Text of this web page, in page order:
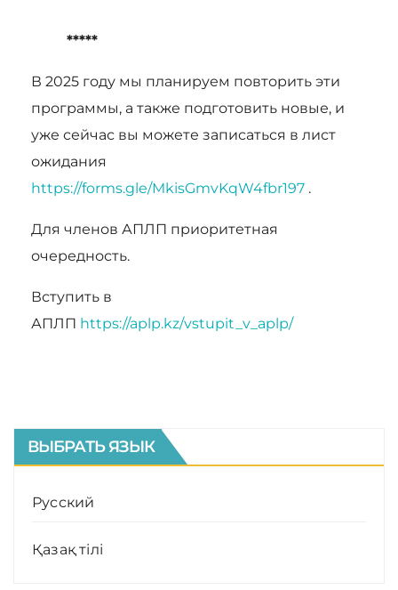
*****
В 2025 году мы планируем повторить эти
программы, а также подготовить новые, и
уже сейчас вы можете записаться в лист
ожидания
https://forms.gle/MkisGmvKqW4fbr197 .
Для членов АПЛП приоритетная
очередность.
Вступить в
АПЛП https://aplp.kz/vstupit_v_aplp/
ВЫБРАТЬ ЯЗЫК
Русский
Қазақ тілі